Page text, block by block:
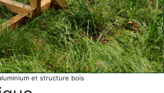
et structure bois